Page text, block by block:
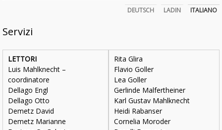
DEUTSCH LADIN ITALIANO
Servizi
LETTORI
Luis Mahlknecht –
coordinatore
Dellago Engl
Dellago Otto
Demetz David
Demetz Marianne
Rita Glira
Flavio Goller
Lea Goller
Gerlinde Malfertheiner
Karl Gustav Mahlknecht
Heidi Rabanser
Cornelia Moroder